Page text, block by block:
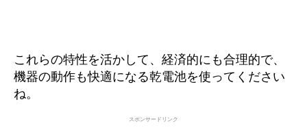
これらの特性を活かして、経済的にも合理的で、
機器の動作も快適になる乾電池を使ってください
ね。
スポンサードリンク